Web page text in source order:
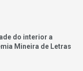
do interior a
Mineira de Letras